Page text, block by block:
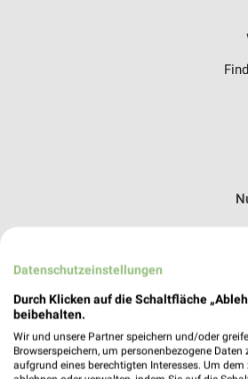
Datenschutzeinstellungen
Durch Klicken auf die Schaltfläche
beibehalten.
Wir und unsere Partner speichern und/oder
Browserspeichern, um personenbezogene
aufgrund eines berechtigten Interesses. Um dem